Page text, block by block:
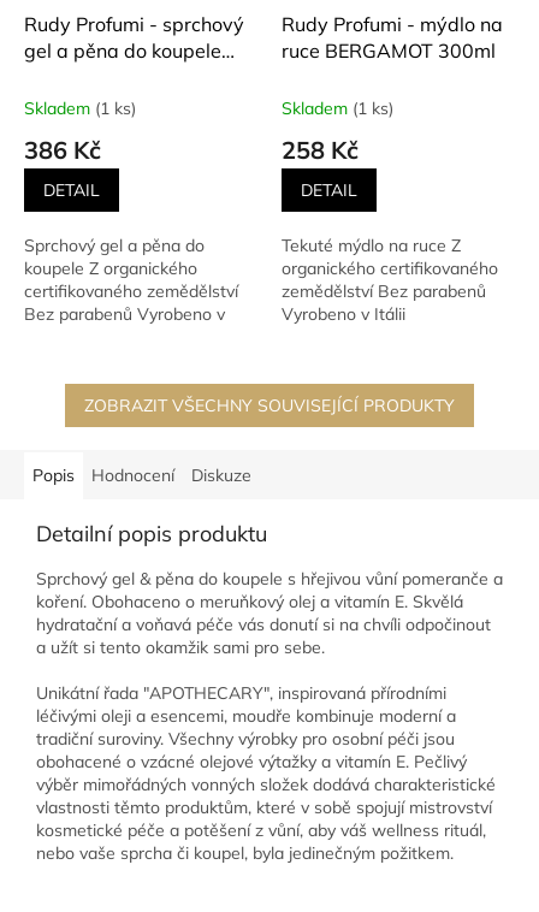
Rudy Profumi - sprchový
gel a pěna do koupele
Skladem (1 ks)
386 Kč
DETAIL
Sprchový gel a pěna do
koupele Z organického
certifikovaného zemědělství
Bez parabenů Vyrobeno v
Rudy Profumi - mýdlo na
ruce BERGAMOT 300ml
Skladem (1 ks)
258 Kč
DETAIL
Tekuté mýdlo na ruce Z
organického certifikovaného
zemědělství Bez parabenů
Vyrobeno v Itálii
ZOBRAZIT VŠECHNY SOUVISEJÍCÍ PRODUKTY
Popis Hodnocení Diskuze
Detailní popis produktu
Sprchový gel & pěna do koupele s hřejivou vůní pomeranče a
koření. Obohaceno o meruňkový olej a vitamín E. Skvělá
hydratační a voňavá péče vás donutí si na chvíli odpočinout
a užít si tento okamžik sami pro sebe.
Unikátní řada "APOTHECARY", inspirovaná přírodními
léčivými oleji a esencemi, moudře kombinuje moderní a
tradiční suroviny. Všechny výrobky pro osobní péči jsou
obohacené o vzácné olejové výtažky a vitamín E. Pečlivý
výběr mimořádných vonných složek dodává charakteristické
vlastnosti těmto produktům, které v sobě spojují mistrovství
kosmetické péče a potěšení z vůní, aby váš wellness rituál,
nebo vaše sprcha či koupel, byla jedinečným požitkem.